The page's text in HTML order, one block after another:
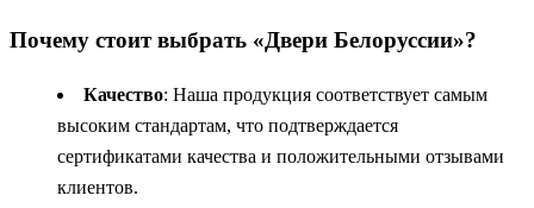
Почему стоит выбрать «Двери Белоруссии»?
Качество: Наша продукция соответствует самым
высоким стандартам, что подтверждается
сертификатами качества и положительными отзывами
клиентов.